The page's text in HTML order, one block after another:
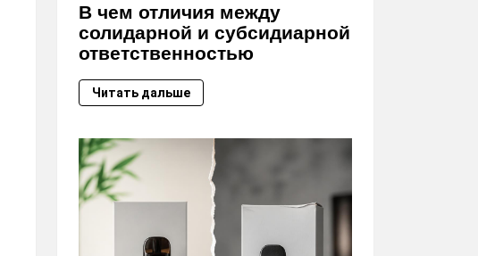
В чем отличия между
солидарной и субсидиарной
ответственностью
Читать дальше